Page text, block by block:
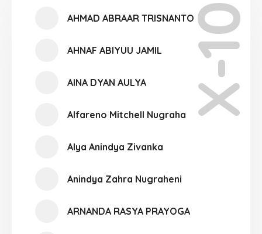
X-10
AHMAD ABRAAR TRISNANTO
AHNAF ABIYUU JAMIL
AINA DYAN AULYA
Alfareno Mitchell Nugraha
Alya Anindya Zivanka
Anindya Zahra Nugraheni
ARNANDA RASYA PRAYOGA